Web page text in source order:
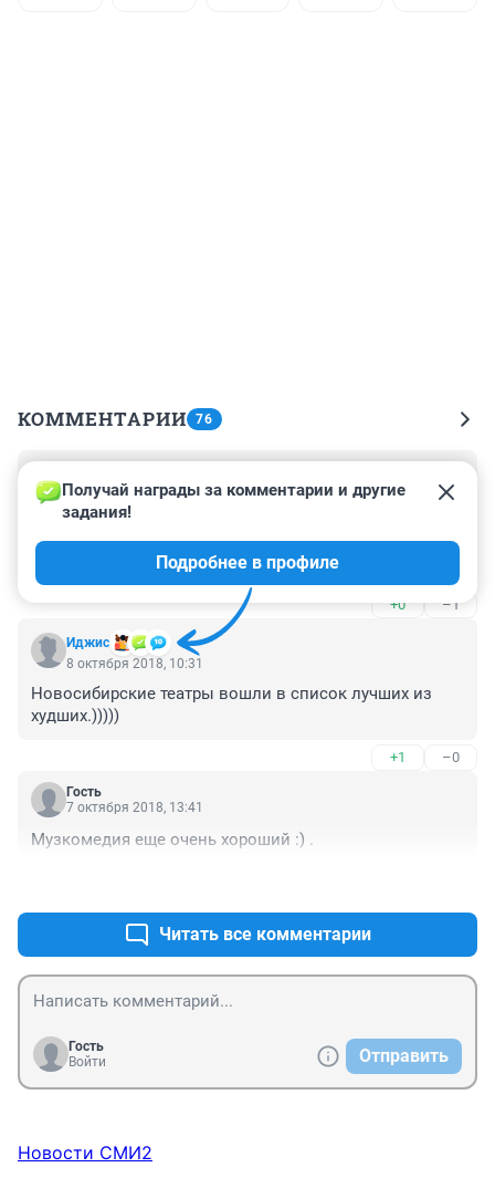
КОММЕНТАРИИ 76
8 октября 2018, 18:24
Из гордости города бывший оперный стал его
позором. "Чудовищную репутацию" худрука отметили
в том самом рейтинге Яндекса.
Красный Факел и Старый дом - заслуженно!
+0 –1
Иджис
Получай награды за комментарии и другие
задания!
Подробнее в профиле
8 октября 2018, 10:31
Новосибирские театры вошли в список лучших из
худших.)))))
+1 –0
Гость
7 октября 2018, 13:41
Музкомедия еще очень хороший :) .
Читать все комментарии
Гость
Войти
Отправить
Новости СМИ2